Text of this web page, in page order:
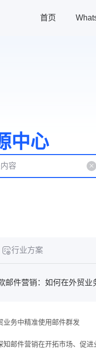
首页
中心
行业方案
邮件营销：如何在外贸业
业务中精准使用邮件群发
知邮件营销在开拓市场、促